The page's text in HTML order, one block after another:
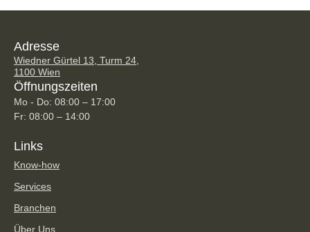
Adresse
Wiedner Gürtel 13, Turm 24,
1100 Wien
Öffnungszeiten
Mo - Do: 08:00 – 17:00
Fr: 08:00 – 14:00
Links
Know-how
Services
Branchen
Über Uns